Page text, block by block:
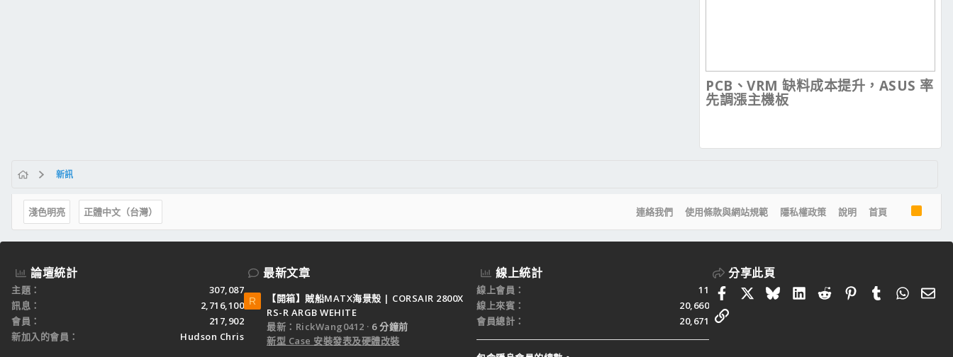
PCB、VRM 缺料成本提升，ASUS 率
先調漲主機板
新訊
淺色明亮 正體中文（台灣） 連絡我們 使用條款與網站規範 隱私權政策 說明 首頁
S
論壇統計
主題
307,087
訊息
2,716,100
會員
217,902
新加入的會員
Hudson Chris
最新文章
R
【開箱】賊船MATX海景殼 | CORSAIR 2800X
RS-R ARGB WEHITE
最新：RickWang0412
6 分鐘前
新型 Case 安裝發表及硬體改裝
線上統計
線上會員
11
線上來賓
20,660
會員總計
20,671
分享此頁
FacebookBlueskyLinkedIn
RedditPinterestTumblr 電
連結